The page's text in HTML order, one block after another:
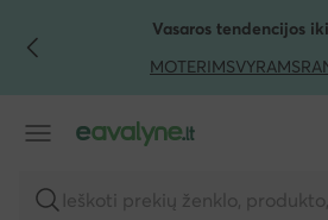
PEREITI PRIE PAGRINDINIO TURINIO
PEREITI Į PAIEŠKĄVasaros tendencijos
MOTERIMSVYRAMS
Ieškoti prekių ženklo,